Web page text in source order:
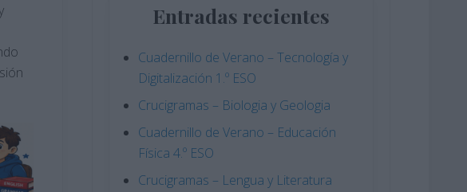
Entradas recientes
Cuadernillo de Verano – Tecnología y
Digitalización 1.º ESO
Crucigramas – Biologia y Geologia
Cuadernillo de Verano – Educación
Física 4.º ESO
Crucigramas – Lengua y Literatura